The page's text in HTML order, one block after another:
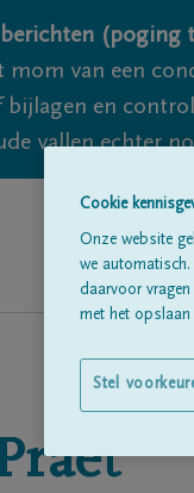
mom van een
en
vallen echter
Cookie
Onze website
we
daarvoor
met het opslaan
Stel